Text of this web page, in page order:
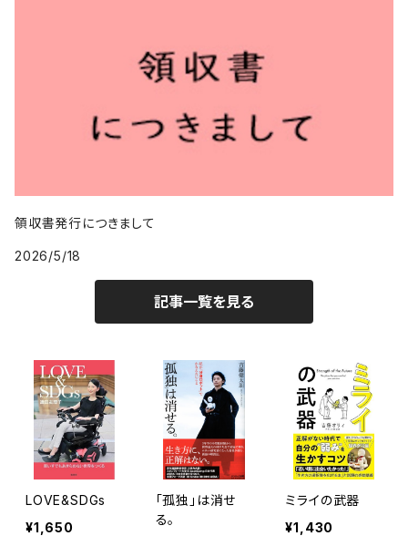
領収書発行につきまして
2026/5/18
記事一覧を見る
LOVE&SDGs
¥1,650
「孤独」は消せ
る。
ミライの武器
¥1,430